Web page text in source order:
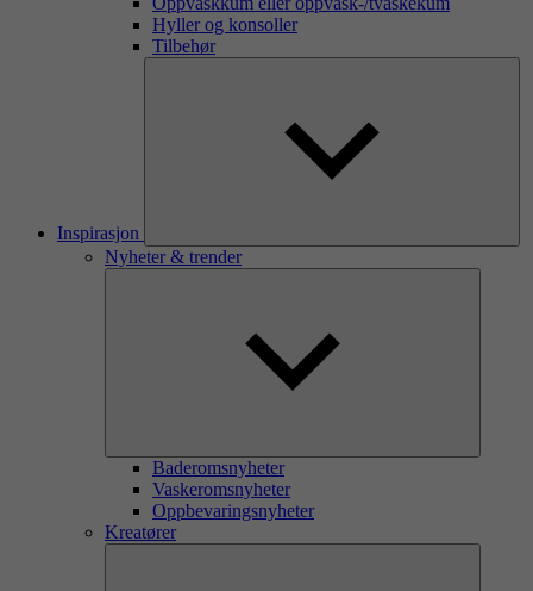
Hyller og konsoller
Tilbehør
Inspirasjon
Nyheter & trender
Baderomsnyheter
Vaskeromsnyheter
Oppbevaringsnyheter
Kreatører